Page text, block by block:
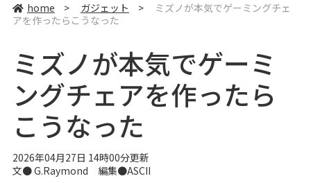
v
home > ガジェット >
ミズノが本気でゲーミングチェ
アを作ったらこうなった
ミズノが本気でゲーミ
ングチェアを作ったら
こうなった
2026年04月27日 14時00分更新
文● G.Raymond 編集●ASCII